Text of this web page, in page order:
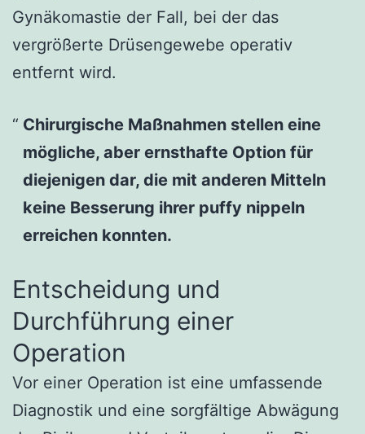
Gynäkomastie der Fall, bei der das
vergrößerte Drüsengewebe operativ
entfernt wird.
Chirurgische Maßnahmen stellen eine
mögliche, aber ernsthafte Option für
diejenigen dar, die mit anderen Mitteln
keine Besserung ihrer puffy nippeln
erreichen konnten.
Entscheidung und
Durchführung einer
Operation
Vor einer Operation ist eine umfassende
Diagnostik und eine sorgfältige Abwägung